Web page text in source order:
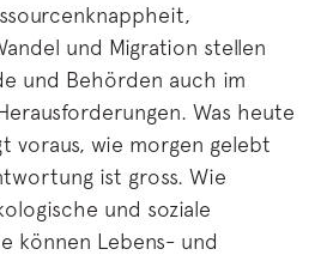
und Migration stellen
und Behörden auch im
Was heute
voraus, wie morgen gelebt
ist gross. Wie
und soziale
können Lebens- und